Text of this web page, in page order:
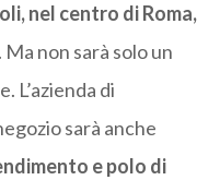
nel centro di Roma,
Ma non sarà solo un
L’azienda di
sarà anche
e polo di